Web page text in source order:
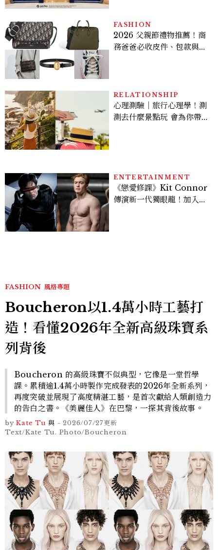
FASHION
2026 父親節禮物推薦！商
務爸爸必收皮件、包款與鞋
RELATIONSHIP
心理測驗｜旅行心理學！測
測去什麼景點玩 會為你帶來
ENTERTAINMENT
《戀愛修課》Kit Connor
傳演新一代獨眼龍！加入新
FASHION 風格專題
Boucheron以1.4萬小時工藝打
造！看懂2026年全新高級珠寶系
列背後
Boucheron 的高級珠寶不似典型，它像是一堂哲學
課。累積逾1.4萬小時製作完成發表的2026年全新系列，
再度突破並展現了高度精湛工藝，是首次獻給人類創造力
的告白之書。《美麗佳人》在巴黎，一探其背後故事。
by Kate Tu 與 -2026/07/27更新
Text/Kate Tu. Photo/Boucheron